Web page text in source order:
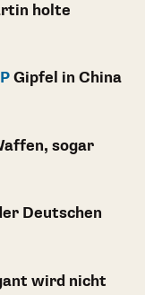
holte
Gipfel in China
sogar
Deutschen
wird nicht